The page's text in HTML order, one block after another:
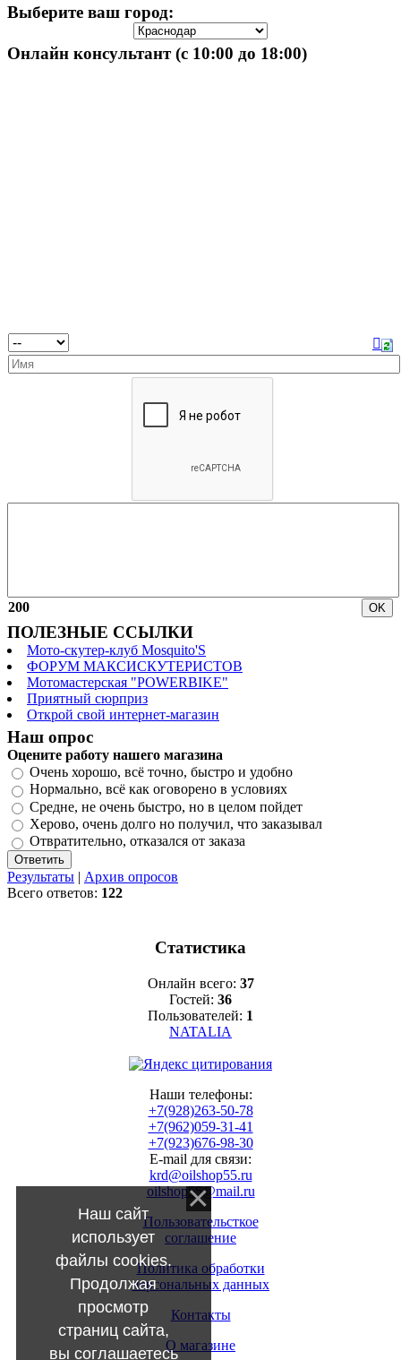
Выберите ваш город:
Онлайн консультант (с 10:00 до 18:00)
200
ПОЛЕЗНЫЕ ССЫЛКИ
Мото-скутер-клуб Mosquito'S
ФОРУМ МАКСИСКУТЕРИСТОВ
Мотомастерская "POWERBIKE"
Приятный сюрприз
Открой свой интернет-магазин
Наш опрос
Оцените работу нашего магазина
Очень хорошо, всё точно, быстро и удобно
Нормально, всё как оговорено в условиях
Средне, не очень быстро, но в целом пойдет
Херово, очень долго но получил, что заказывал
Отвратительно, отказался от заказа
Результаты | Архив опросов
Всего ответов: 122
Статистика
Онлайн всего: 37
Гостей: 36
Пользователей: 1
NATALIA
Наши телефоны:
+7(928)263-50-78
+7(962)059-31-41
+7(923)676-98-30
E-mail для связи:
krd@oilshop55.ru
oilshop55@mail.ru
Пользовательсткое
соглашение
Политика обработки
персональных данных
Контакты
О магазине
Наш сайт
использует
файлы cookies.
Продолжая
просмотр
страниц сайта,
вы соглашаетесь